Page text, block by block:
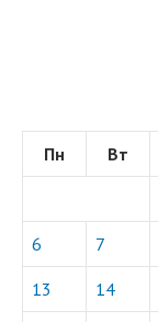
Пн
Вт
6 7
13 14